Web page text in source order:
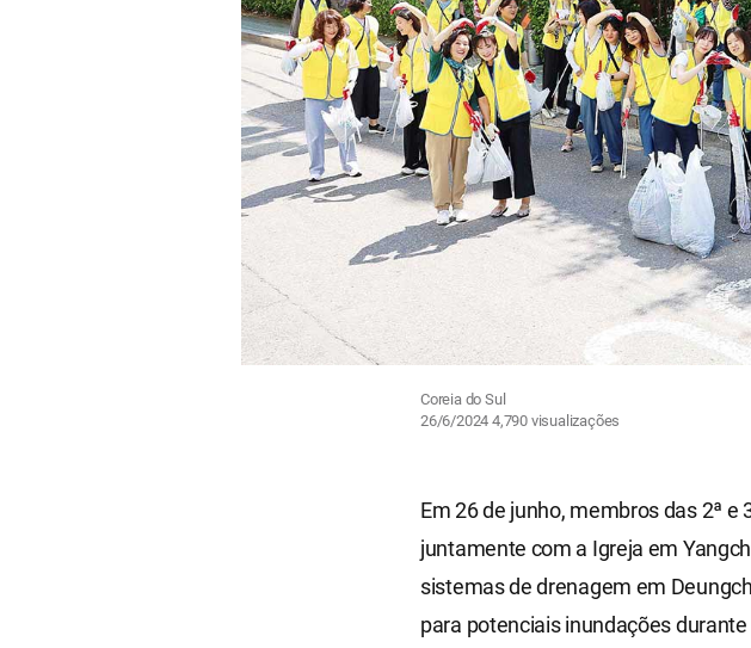
Coreia do Sul
26/6/2024 4,790 visualizações
Em 26 de junho, membros das 2ª e
juntamente com a Igreja em
sistemas de drenagem em
para potenciais inundações